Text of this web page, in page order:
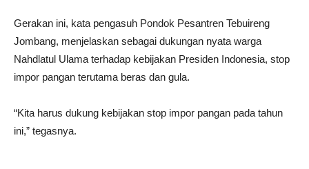
Gerakan ini, kata pengasuh Pondok Pesantren Tebuireng
Jombang, menjelaskan sebagai dukungan nyata warga
Nahdlatul Ulama terhadap kebijakan Presiden Indonesia, stop
impor pangan terutama beras dan gula.
“Kita harus dukung kebijakan stop impor pangan pada tahun
ini,” tegasnya.